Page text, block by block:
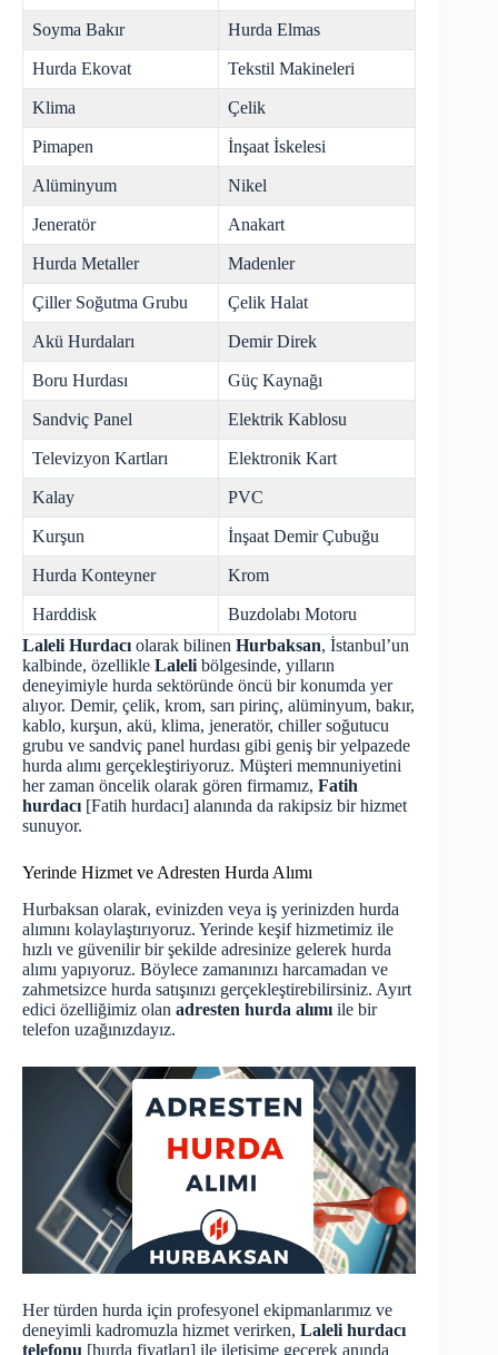
Soyma Bakır Hurda Elmas
Hurda Ekovat Tekstil Makineleri
Klima Çelik
Pimapen İnşaat İskelesi
Alüminyum Nikel
Jeneratör Anakart
Hurda Metaller Madenler
Çiller Soğutma Grubu Çelik Halat
Akü Hurdaları Demir Direk
Boru Hurdası Güç Kaynağı
Sandviç Panel Elektrik Kablosu
Televizyon Kartları Elektronik Kart
Kalay PVC
Kurşun İnşaat Demir Çubuğu
Hurda Konteyner Krom
Harddisk
Buzdolabı Motoru
Laleli Hurdacı olarak bilinen Hurbaksan, İstanbul’un
kalbinde, özellikle Laleli bölgesinde, yılların
deneyimiyle hurda sektöründe öncü bir konumda yer
alıyor. Demir, çelik, krom, sarı pirinç, alüminyum, bakır,
kablo, kurşun, akü, klima, jeneratör, chiller soğutucu
grubu ve sandviç panel hurdası gibi geniş bir yelpazede
hurda alımı gerçekleştiriyoruz. Müşteri memnuniyetini
her zaman öncelik olarak gören firmamız, Fatih
hurdacı [Fatih hurdacı] alanında da rakipsiz bir hizmet
sunuyor.
Yerinde Hizmet ve Adresten Hurda Alımı
Hurbaksan olarak, evinizden veya iş yerinizden hurda
alımını kolaylaştırıyoruz. Yerinde keşif hizmetimiz ile
hızlı ve güvenilir bir şekilde adresinize gelerek hurda
alımı yapıyoruz. Böylece zamanınızı harcamadan ve
zahmetsizce hurda satışınızı gerçekleştirebilirsiniz. Ayırt
edici özelliğimiz olan adresten hurda alımı ile bir
telefon uzağınızdayız.
Her türden hurda için profesyonel ekipmanlarımız ve
deneyimli kadromuzla hizmet verirken, Laleli hurdacı
telefonu [hurda fiyatları] ile iletişime geçerek anında